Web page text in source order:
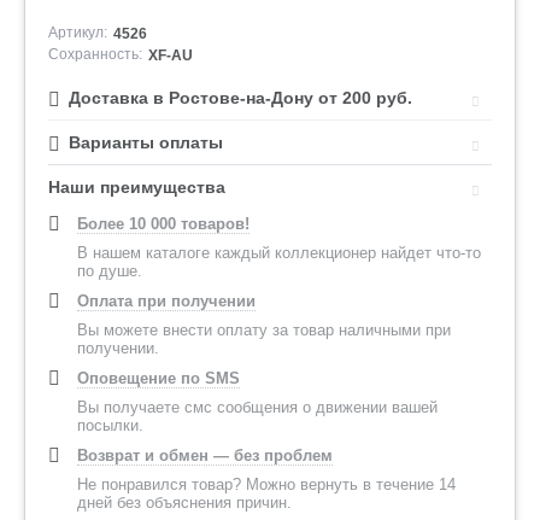
Артикул: 4526
Сохранность: XF-AU
Доставка в Ростове-на-Дону от 200 руб.
Варианты оплаты
Наши преимущества
Более 10 000 товаров!
В нашем каталоге каждый коллекционер найдет что-то
по душе.
Оплата при получении
Вы можете внести оплату за товар наличными при
получении.
Оповещение по SMS
Вы получаете смс сообщения о движении вашей
посылки.
Возврат и обмен — без проблем
Не понравился товар? Можно вернуть в течение 14
дней без объяснения причин.